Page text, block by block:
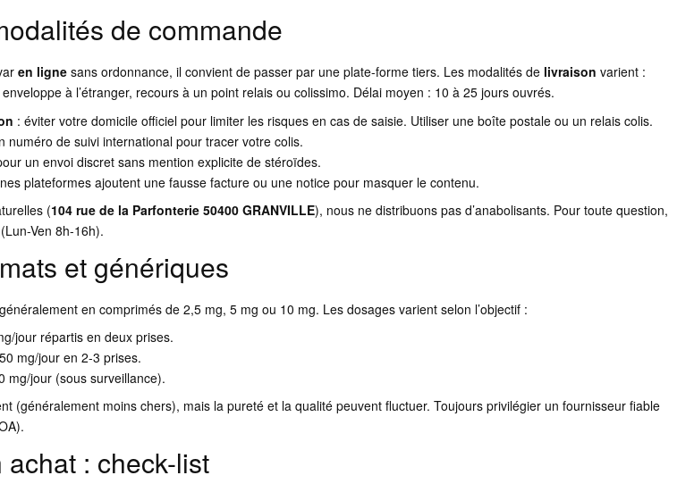
de commande
en ligne sans ordonnance, il convient de passer par une plate-forme tiers. Les modalités de livraison varient :
à l’étranger, recours à un point relais ou colissimo. Délai moyen : 10 à 25 jours ouvrés.
: éviter votre domicile officiel pour limiter les risques en cas de saisie. Utiliser une boîte postale ou un relais colis.
numéro de suivi international pour tracer votre colis.
un envoi discret sans mention explicite de stéroïdes.
plateformes ajoutent une fausse facture ou une notice pour masquer le contenu.
(104 rue de la Parfonterie 50400 GRANVILLE), nous ne distribuons pas d’anabolisants. Pour toute question,
(Lun-Ven 8h-16h).
et génériques
en comprimés de 2,5 mg, 5 mg ou 10 mg. Les dosages varient selon l’objectif :
jour répartis en deux prises.
mg/jour en 2-3 prises.
mg/jour (sous surveillance).
(généralement moins chers), mais la pureté et la qualité peuvent fluctuer. Toujours privilégier un fournisseur fiable
: check-list